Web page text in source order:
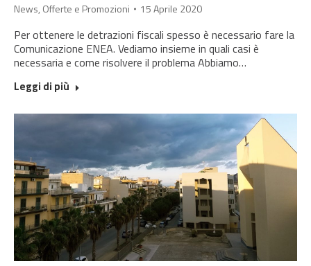
News, Offerte e Promozioni 15 Aprile 2020
Per ottenere le detrazioni fiscali spesso è necessario fare la
Comunicazione ENEA. Vediamo insieme in quali casi è
necessaria e come risolvere il problema Abbiamo…
Leggi di più